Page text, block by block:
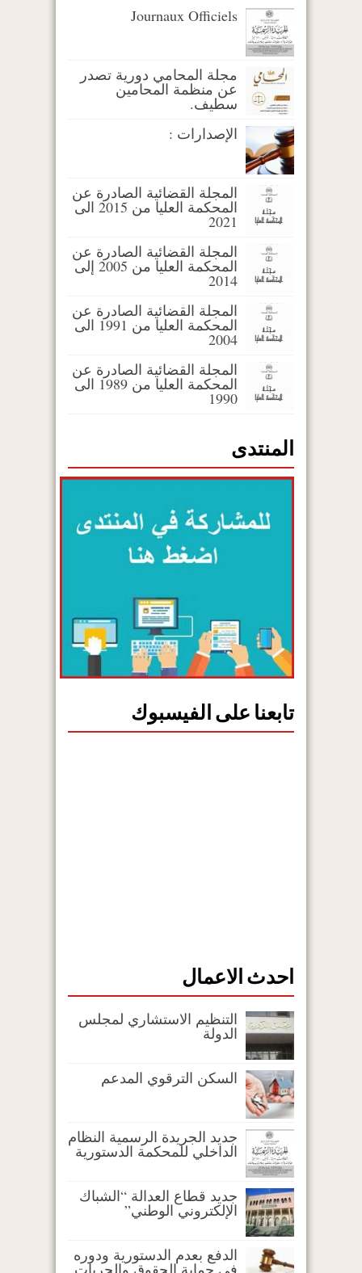
Journaux Officiels
مجلة المحامي دورية تصدر
عن منظمة المحامين
سطيف.
الإصدارات :
المجلة القضائية الصادرة عن
المحكمة العليا من 2015 الى
2021
المجلة القضائية الصادرة عن
المحكمة العليا من 2005 إلى
2014
المجلة القضائية الصادرة عن
المحكمة العليا من 1991 الى
2004
المجلة القضائية الصادرة عن
المحكمة العليا من 1989 الى
1990
المنتدى
تابعنا على الفيسبوك
احدث الاعمال
التنظيم الاستشاري لمجلس
الدولة
السكن الترقوي المدعم
جديد الجريدة الرسمية النظام
الداخلي للمحكمة الدستورية
جديد قطاع العدالة “الشباك
الإلكتروني الوطني”
الدفع بعدم الدستورية ودوره